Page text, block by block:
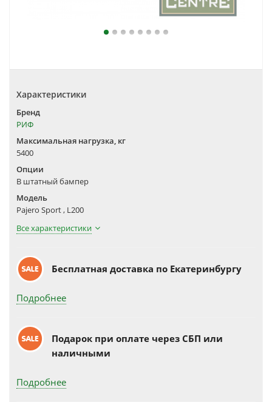
Характеристики
Бренд
РИФ
Максимальная нагрузка, кг
5400
Опции
В штатный бампер
Модель
Pajero Sport , L200
Все характеристики
Бесплатная доставка по Екатеринбургу
Подробнее
Подарок при оплате через СБП или
наличными
Подробнее